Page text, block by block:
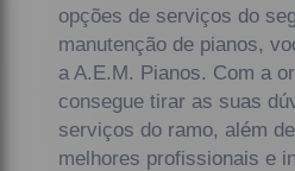
opções de serviços do
manutenção de pianos,
a A.E.M. Pianos. Com a
consegue tirar as suas
serviços do ramo, além
melhores profissionais e